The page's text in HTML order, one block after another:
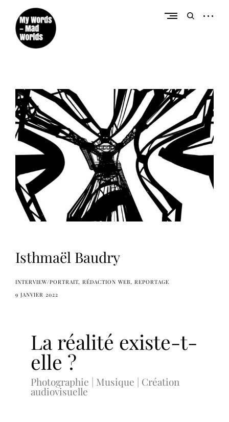
Isthmaël Baudry
INTERVIEW/PORTRAIT RÉDACTION WEB
REPORTAGE
9 JANVIER 2022
La réalité existe-t-
elle ?
Photographie | Musique | Création
audiovisuelle